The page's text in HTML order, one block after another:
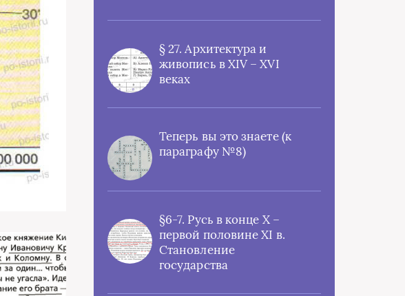
§ 27. Архитектура и
живопись в XIV – XVI
веках
Теперь вы это знаете (к
параграфу №8)
§6-7. Русь в конце X –
первой половине XI в.
Становление
государства